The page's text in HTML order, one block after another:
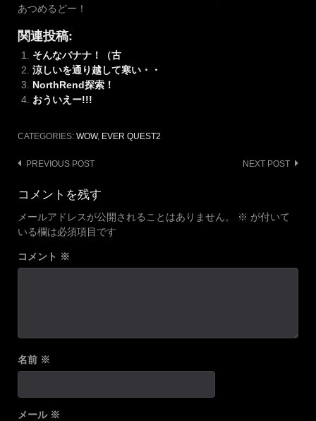
あつめるどー！
関連投稿:
そんなバナナ！（古
涼しいを通り越して寒い・・
NorthRend探索！
おういえー!!!
CATEGORIES: WOW, EVER QUEST2
Post
navigation
PREVIOUS POST NEXT POST
コメントを残す
メールアドレスが公開されることはありません。 ※ が付いて
いる欄は必須項目です
コメント ※
名前 ※
メール ※